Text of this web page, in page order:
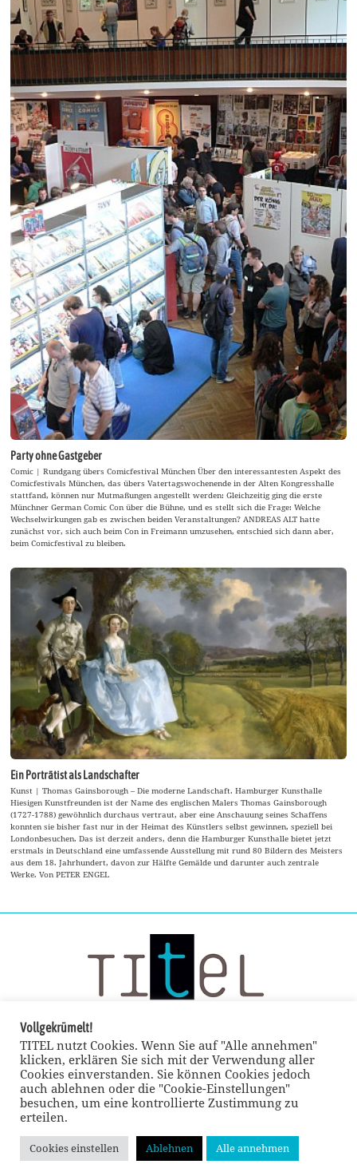
Party ohne Gastgeber
Comic | Rundgang übers Comicfestival München Über den interessantesten Aspekt des
Comicfestivals München, das übers Vatertagswochenende in der Alten Kongresshalle
stattfand, können nur Mutmaßungen angestellt werden: Gleichzeitig ging die erste
Münchner German Comic Con über die Bühne, und es stellt sich die Frage: Welche
Wechselwirkungen gab es zwischen beiden Veranstaltungen? ANDREAS ALT hatte
zunächst vor, sich auch beim Con in Freimann umzusehen, entschied sich dann aber,
beim Comicfestival zu bleiben.
Ein Porträtist als Landschafter
Kunst | Thomas Gainsborough – Die moderne Landschaft. Hamburger Kunsthalle
Hiesigen Kunstfreunden ist der Name des englischen Malers Thomas Gainsborough
(1727-1788) gewöhnlich durchaus vertraut, aber eine Anschauung seines Schaffens
konnten sie bisher fast nur in der Heimat des Künstlers selbst gewinnen, speziell bei
Londonbesuchen. Das ist derzeit anders, denn die Hamburger Kunsthalle bietet jetzt
erstmals in Deutschland eine umfassende Ausstellung mit rund 80 Bildern des Meisters
aus dem 18. Jahrhundert, davon zur Hälfte Gemälde und darunter auch zentrale
Werke. Von PETER ENGEL
© TITEL kulturmagazin 2022
Vollgekrümelt!
TITEL nutzt Cookies. Wenn Sie auf "Alle annehmen"
klicken, erklären Sie sich mit der Verwendung aller
Cookies einverstanden. Sie können Cookies jedoch
auch ablehnen oder die "Cookie-Einstellungen"
besuchen, um eine kontrollierte Zustimmung zu
erteilen.
Cookies einstellen Ablehnen Alle annehmen